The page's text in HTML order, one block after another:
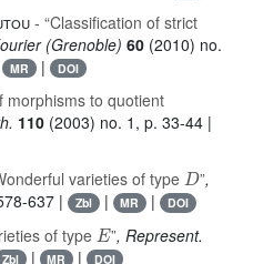
- “Classification of strict
(Grenoble) 60 (2010) no.
MR | DOI
morphisms to quotient
110 (2003) no. 1, p. 33-44 |
varieties of type D”,
637 | Zbl | MR | DOI
of type ”, Represent.
Zbl | MR | DOI